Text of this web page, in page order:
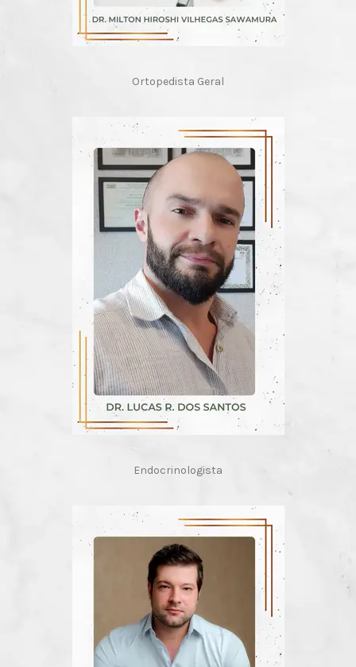
Ortopedista Geral
Endocrinologista